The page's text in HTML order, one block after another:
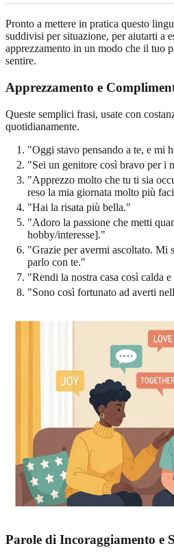
Pronto a mettere in pratica questo
suddivisi per situazione, per aiutarti a
apprezzamento in un modo che il tuo
sentire.
Apprezzamento e
Queste semplici frasi, usate con
quotidianamente.
"Oggi stavo pensando a te, e mi
"Sei un genitore così bravo per i
"Apprezzo molto che tu ti sia
reso la mia giornata molto più
"Hai la risata più bella."
"Adoro la passione che metti
hobby/interesse]."
"Grazie per avermi ascoltato. Mi
parlo con te."
"Rendi la nostra casa così calda
"Sono così fortunato ad averti
Parole di Incoraggiamento e